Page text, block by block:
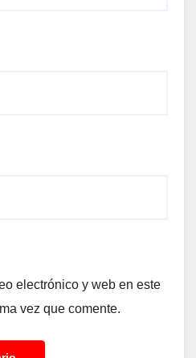
electrónico y web en este
vez que comente.